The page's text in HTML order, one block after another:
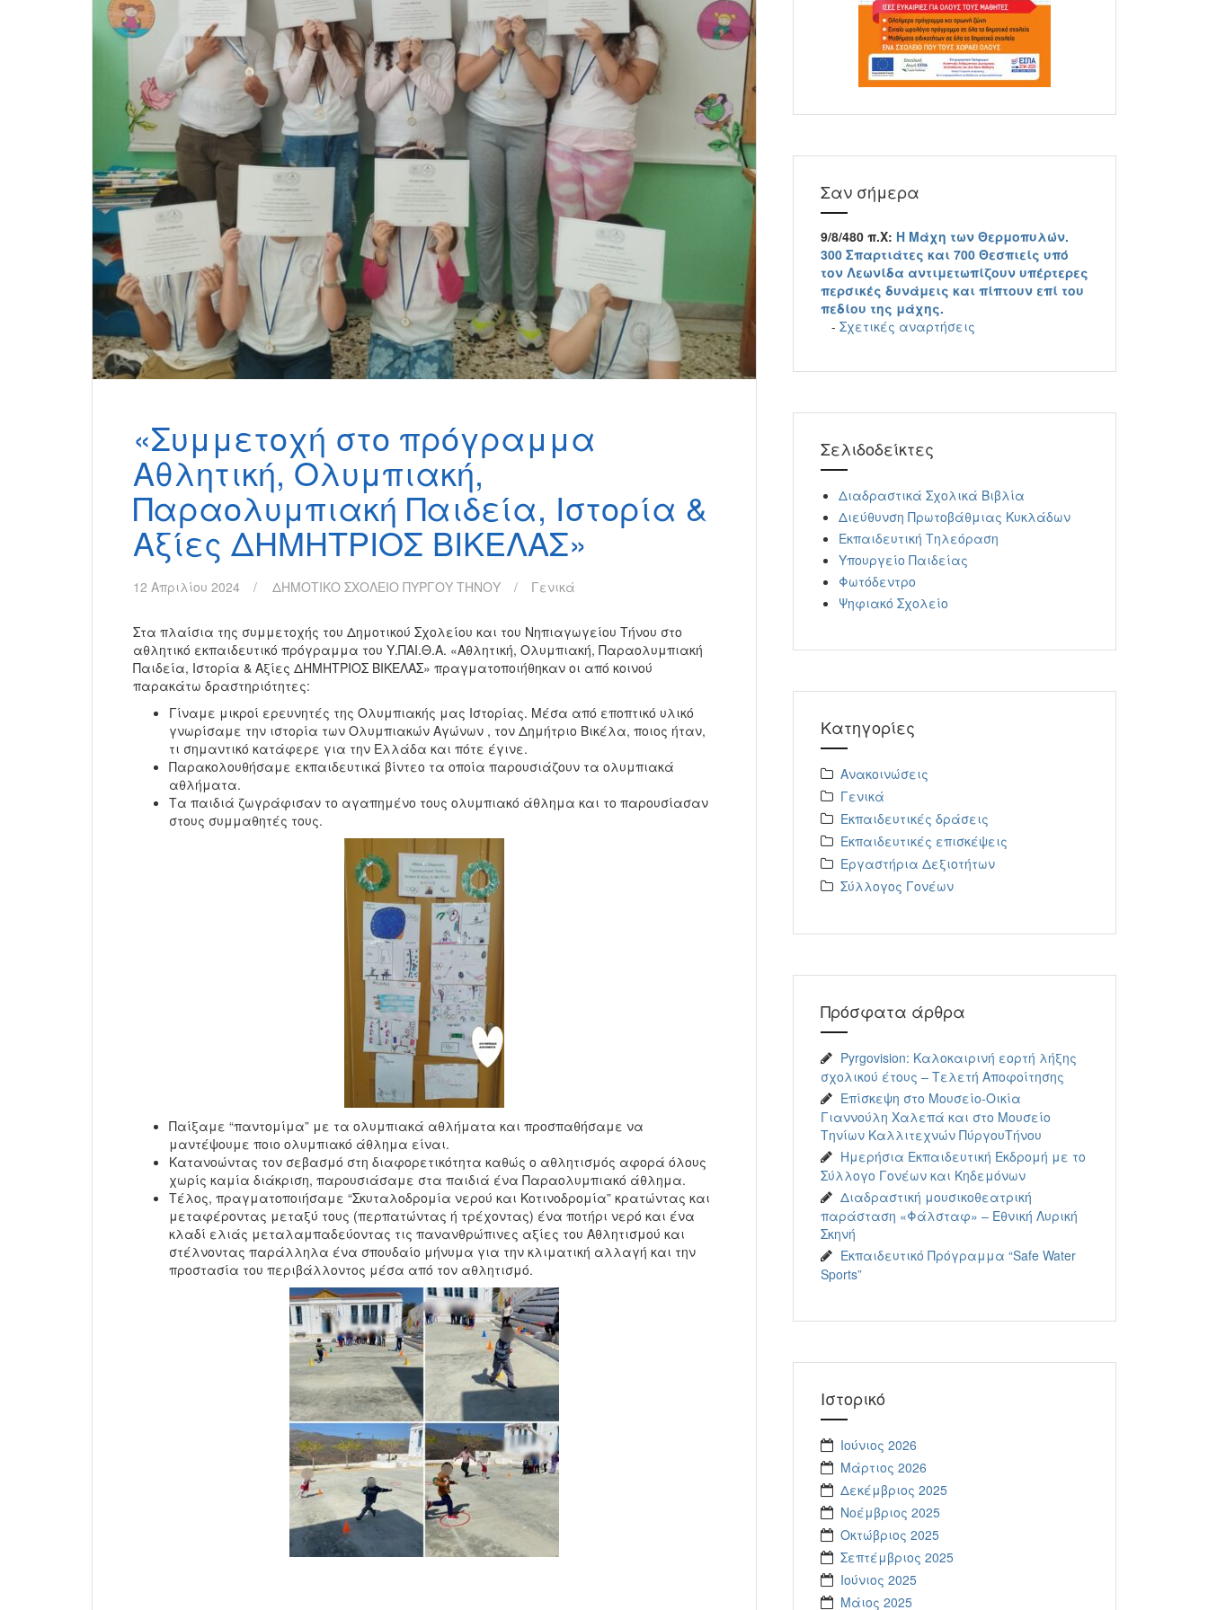
«Συμμετοχή στο πρόγραμμα
Αθλητική, Ολυμπιακή,
Παραολυμπιακή Παιδεία, Ιστορία &
Αξίες ΔΗΜΗΤΡΙΟΣ ΒΙΚΕΛΑΣ»
12 Απριλίου 2024 ΔΗΜΟΤΙΚΟ ΣΧΟΛΕΙΟ ΠΥΡΓΟΥ ΤΗΝΟΥ Γενικά
Στα πλαίσια της συμμετοχής του Δημοτικού Σχολείου και του Νηπιαγωγείου Τήνου στο
αθλητικό εκπαιδευτικό πρόγραμμα του Υ.ΠΑΙ.Θ.Α. «Αθλητική, Ολυμπιακή, Παραολυμπιακή
Παιδεία, Ιστορία & Αξίες ΔΗΜΗΤΡΙΟΣ ΒΙΚΕΛΑΣ» πραγματοποιήθηκαν οι από κοινού
παρακάτω δραστηριότητες:
Γίναμε μικροί ερευνητές της Ολυμπιακής μας Ιστορίας. Μέσα από εποπτικό υλικό
γνωρίσαμε την ιστορία των Ολυμπιακών Αγώνων , τον Δημήτριο Βικέλα, ποιος ήταν,
τι σημαντικό κατάφερε για την Ελλάδα και πότε έγινε.
Παρακολουθήσαμε εκπαιδευτικά βίντεο τα οποία παρουσιάζουν τα ολυμπιακά
αθλήματα.
Τα παιδιά ζωγράφισαν το αγαπημένο τους ολυμπιακό άθλημα και το παρουσίασαν
στους συμμαθητές τους.
Παίξαμε “παντομίμα” με τα ολυμπιακά αθλήματα και προσπαθήσαμε να
μαντέψουμε ποιο ολυμπιακό άθλημα είναι.
Κατανοώντας τον σεβασμό στη διαφορετικότητα καθώς ο αθλητισμός αφορά όλους
χωρίς καμία διάκριση, παρουσιάσαμε στα παιδιά ένα Παραολυμπιακό άθλημα.
Τέλος, πραγματοποιήσαμε “Σκυταλοδρομία νερού και Κοτινοδρομία” κρατώντας και
μεταφέροντας μεταξύ τους (περπατώντας ή τρέχοντας) ένα ποτήρι νερό και ένα
κλαδί ελιάς μεταλαμπαδεύοντας τις πανανθρώπινες αξίες του Αθλητισμού και
στέλνοντας παράλληλα ένα σπουδαίο μήνυμα για την κλιματική αλλαγή και την
προστασία του περιβάλλοντος μέσα από τον αθλητισμό.
Σαν σήμερα
9/8/480 π.Χ: Η Μάχη των Θερμοπυλών.
300 Σπαρτιάτες και 700 Θεσπιείς υπό
τον Λεωνίδα αντιμετωπίζουν υπέρτερες
περσικές δυνάμεις και πίπτουν επί του
πεδίου της μάχης.
- Σχετικές αναρτήσεις
Σελιδοδείκτες
Διαδραστικά Σχολικά Βιβλία
Διεύθυνση Πρωτοβάθμιας Κυκλάδων
Εκπαιδευτική Τηλεόραση
Υπουργείο Παιδείας
Φωτόδεντρο
Ψηφιακό Σχολείο
Kατηγορίες
Ανακοινώσεις
Γενικά
Εκπαιδευτικές δράσεις
Εκπαιδευτικές επισκέψεις
Εργαστήρια Δεξιοτήτων
Σύλλογος Γονέων
Πρόσφατα άρθρα
Pyrgovision: Καλοκαιρινή εορτή λήξης
σχολικού έτους – Τελετή Αποφοίτησης
Επίσκεψη στο Μουσείο-Οικία
Γιαννούλη Χαλεπά και στο Μουσείο
Τηνίων Καλλιτεχνών ΠύργουΤήνου
Ημερήσια Εκπαιδευτική Εκδρομή με το
Σύλλογο Γονέων και Κηδεμόνων
Διαδραστική μουσικοθεατρική
παράσταση «Φάλσταφ» – Εθνική Λυρική
Σκηνή
Εκπαιδευτικό Πρόγραμμα “Safe Water
Sports”
Ιστορικό
Ιούνιος 2026
Μάρτιος 2026
Δεκέμβριος 2025
Νοέμβριος 2025
Οκτώβριος 2025
Σεπτέμβριος 2025
Ιούνιος 2025
Μάιος 2025